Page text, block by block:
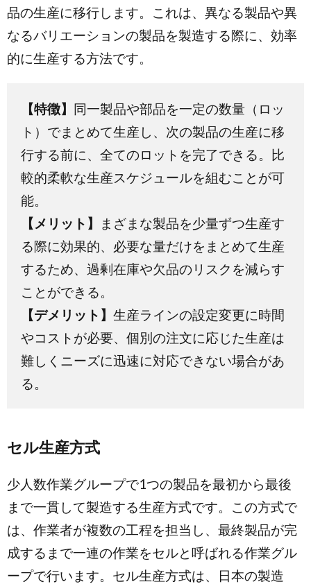
品の生産に移行します。これは、異なる製品や異
なるバリエーションの製品を製造する際に、効率
的に生産する方法です。
【特徴】 同一製品や部品を一定の数量（ロッ
ト）でまとめて生産し、次の製品の生産に移
行する前に、全てのロットを完了できる。比
較的柔軟な生産スケジュールを組むことが可
能。
【メリット】
まざまな製品を少量ずつ生産す
る際に効果的、必要な量だけをまとめて生産
するため、過剰在庫や欠品のリスクを減らす
ことができる。
【デメリット】 生産ラインの設定変更に時間
やコストが必要、個別の注文に応じた生産は
難しくニーズに迅速に対応できない場合があ
る。
セル生産方式
少人数作業グループで1つの製品を最初から最後
まで一貫して製造する生産方式です。この方式で
は、作業者が複数の工程を担当し、最終製品が完
成するまで一連の作業をセルと呼ばれる作業グル
ープで行います。セル生産方式は、日本の製造